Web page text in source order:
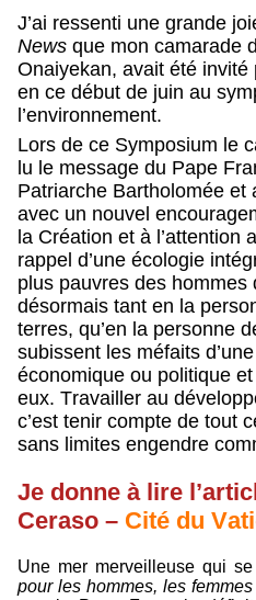
J’ai ressenti une grande
News que mon camarade
Onaiyekan, avait été
en ce début de juin au
l’environnement.
Lors de ce Symposium le
lu le message du Pape
Patriarche Bartholomée et
avec un nouvel
la Création et à l’attention
rappel d’une écologie
plus pauvres des hommes
désormais tant en la
terres, qu’en la personne
subissent les méfaits
économique ou politique
eux. Travailler au
c’est tenir compte de tout
sans limites engendre
Je donne à lire
Ceraso – Cité du
Une mer merveilleuse qui
pour les hommes, les